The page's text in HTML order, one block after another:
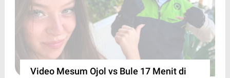
Video Mesum Ojol vs Bule 17 Menit di